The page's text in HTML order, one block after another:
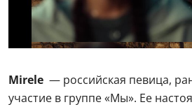
Mirele — российская певица,
участие в группе «Мы». Ее